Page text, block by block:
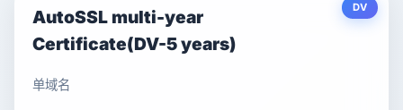
AutoSSL multi-year
Certificate(DV-5 years)
DV
单域名